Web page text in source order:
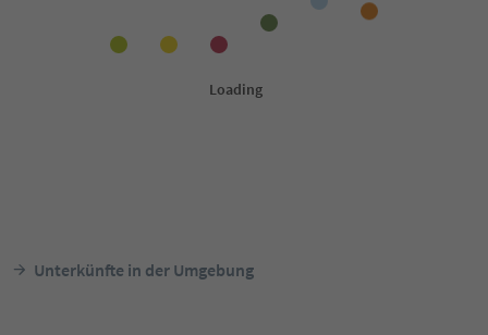
Unterkünfte in der Umgebung